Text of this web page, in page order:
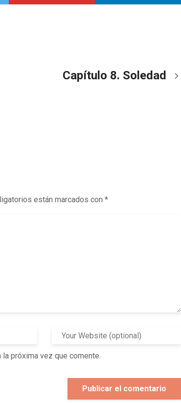
Capítulo 8. Soledad
están marcados con *
próxima vez que comente.